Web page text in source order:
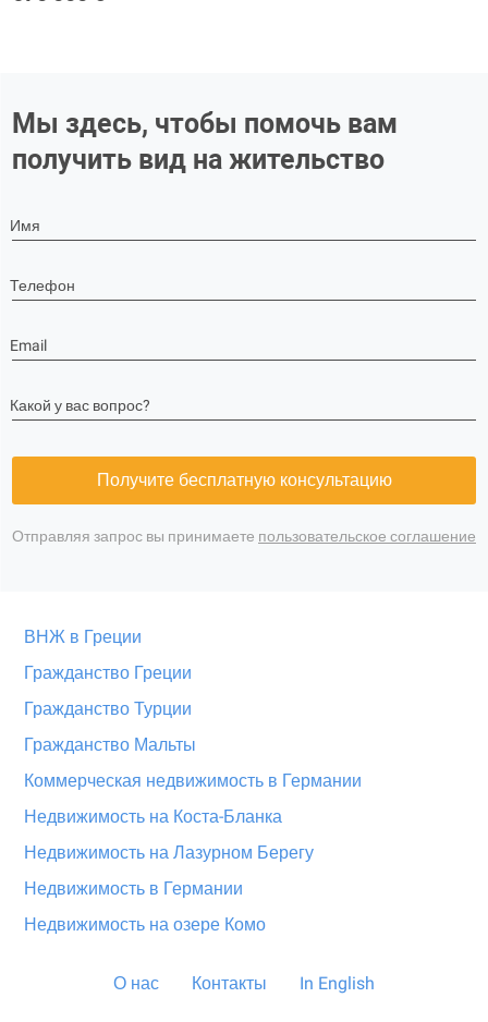
Мы здесь, чтобы помочь вам
получить вид на жительство
Имя
Телефон
Email
Какой у вас вопрос?
Получите бесплатную консультацию
Отправляя запрос вы принимаете пользовательское соглашение
ВНЖ в Греции
Гражданство Греции
Гражданство Турции
Гражданство Мальты
Коммерческая недвижимость в Германии
Недвижимость на Коста-Бланка
Недвижимость на Лазурном Берегу
Недвижимость в Германии
Недвижимость на озере Комо
О нас Контакты In English